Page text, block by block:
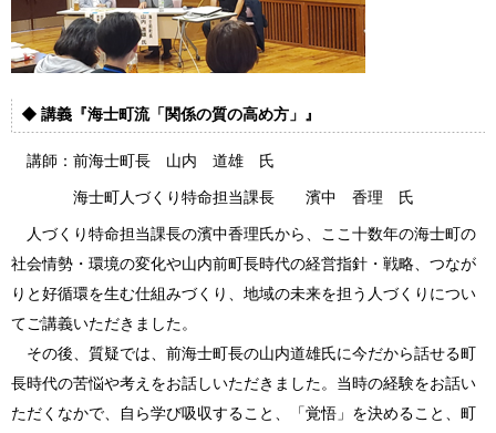
◆ 講義 『海士町流「関係の質の高め方」』
講師：前海士町長 山内 道雄 氏
海士町人づくり特命担当課長 濱中 香理 氏
人づくり特命担当課長の濱中香理氏から、ここ十数年の海士町の
社会情勢・環境の変化や山内前町長時代の経営指針・戦略、つなが
りと好循環を生む仕組みづくり、地域の未来を担う人づくりについ
てご講義いただきました。
その後、 質疑では、前海士町長の山内道雄氏に今だから話せる町
長時代の苦悩や考えをお話しいただきました。当時の経験をお話い
ただくなかで、自ら学び吸収すること、「覚悟」を決めること、町